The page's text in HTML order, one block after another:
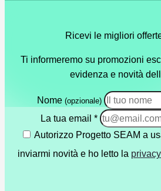
Ricevi le migliori
Ti informeremo su promozioni
evidenza e novità
Nome (opzionale)
La tua email *
Autorizzo Progetto SEAM a
inviarmi novità e ho letto la